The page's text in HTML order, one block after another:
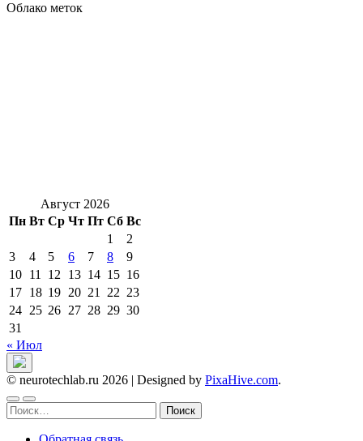
Облако меток
Август 2026
Пн Вт Ср Чт Пт Сб Вс
1
2
3
4 5 6 7 8
9
10 11 12 13 14 15 16
17 18 19 20 21 22 23
24 25 26 27 28 29 30
31
« Июл
© neurotechlab.ru 2026 | Designed by PixaHive.com.
Найти: